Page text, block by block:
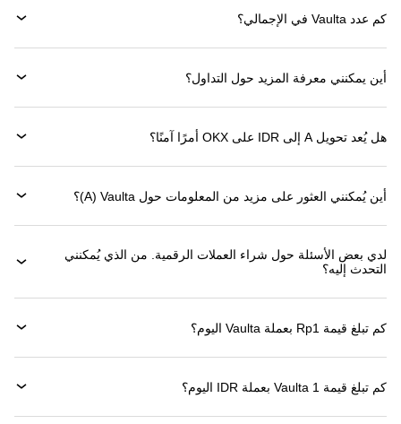
كم عدد Vaulta في الإجمالي؟
أين يمكنني معرفة المزيد حول التداول؟
هل يُعد تحويل A إلى IDR على OKX أمرًا آمنًا؟
أين يُمكنني العثور على مزيد من المعلومات حول ‏Vaulta (‏A)؟
لدي بعض الأسئلة حول شراء العملات الرقمية. من الذي يُمكنني
التحدث إليه؟
كم تبلغ قيمة 1‏Rp بعملة ‏Vaulta اليوم؟
كم تبلغ قيمة 1 ‏Vaulta بعملة ‏IDR اليوم؟